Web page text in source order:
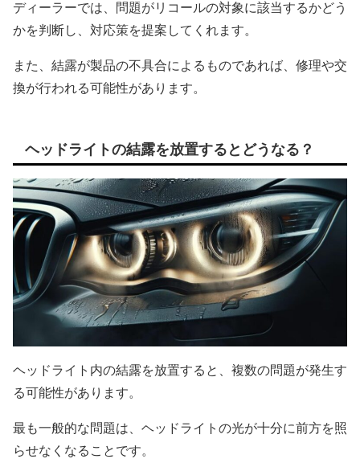
ディーラーでは、問題がリコールの対象に該当するかどう
かを判断し、対応策を提案してくれます。
また、結露が製品の不具合によるものであれば、修理や交
換が行われる可能性があります。
ヘッドライトの結露を放置するとどうなる？
ヘッドライト内の結露を放置すると、複数の問題が発生す
る可能性があります。
最も一般的な問題は、ヘッドライトの光が十分に前方を照
らせなくなることです。